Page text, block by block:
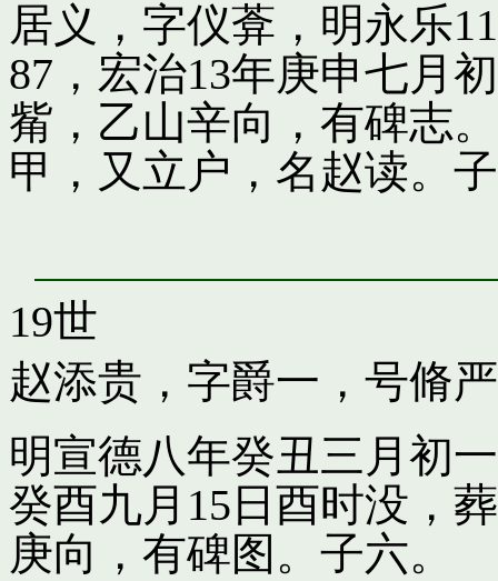
居义，字仪葊，明永乐
87，宏治13年庚申七月
觜，乙山辛向，有碑志
甲，又立户，名赵读。
19世
赵添贵，字爵一，号脩严
明宣德八年癸丑三月初
癸酉九月15日酉时没，
庚向，有碑图。子六。